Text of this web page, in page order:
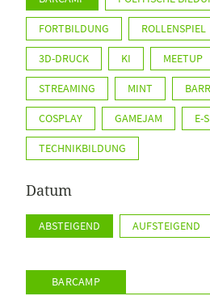
FORTBILDUNG ROLLENSPIEL
3D-DRUCK KI MEETUP
STREAMING MINT
COSPLAY GAMEJAM E-
TECHNIKBILDUNG
Datum
ABSTEIGEND AUFSTEIGEND
BARCAMP